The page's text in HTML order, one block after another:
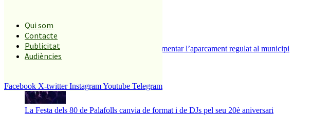
Qui som
Contacte
Publicitat
Audiències
Facebook X-twitter InstagramYoutube Telegram
Malgrat de Mar inicia els tràmits per implementar l’aparcament regulat al municipi
5
La Festa dels 80 de Palafolls canvia de format i de DJs pel seu 20è aniversari